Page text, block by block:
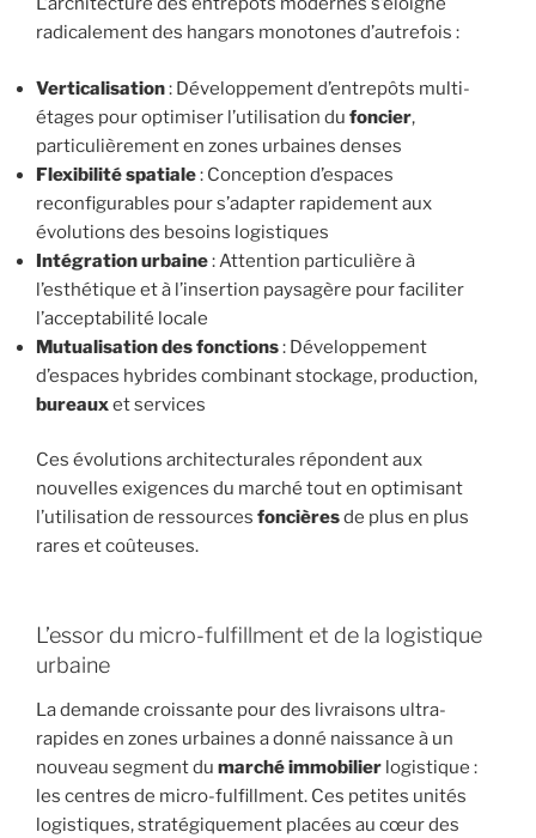
radicalement des hangars monotones d’autrefois :
Verticalisation: Développement d’entrepôts multi-
étages pour optimiser l’utilisation du foncier,
particulièrement en zones urbaines denses
Flexibilité spatiale: Conception d’espaces
reconfigurables pour s’adapter rapidement aux
évolutions des besoins logistiques
Intégration urbaine: Attention particulière à
l’esthétique et à l’insertion paysagère pour faciliter
l’acceptabilité locale
Mutualisation des fonctions: Développement
d’espaces hybrides combinant stockage, production,
bureauxet services
Ces évolutions architecturales répondent aux
nouvelles exigences du marché tout en optimisant
l’utilisation de ressources foncièresde plus en plus
rares et coûteuses.
L’essor du micro-fulfillment et de la logistique
urbaine
La demande croissante pour des livraisons ultra-
rapides en zones urbaines a donné naissance à un
nouveau segment du marché immobilier logistique :
les centres de micro-fulfillment. Ces petites unités
logistiques, stratégiquement placées au cœur des